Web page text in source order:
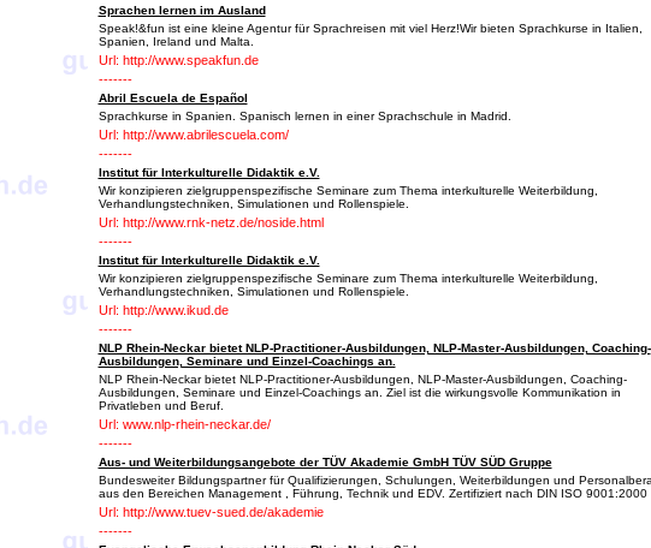
Sprachen lernen im Ausland
Speak!&fun ist eine kleine Agentur für Sprachreisen mit viel Herz!Wir bieten Sprachkurse in Italien,
Spanien, Ireland und Malta.
Url: http://www.speakfun.de
-------
Abril Escuela de Español
Sprachkurse in Spanien. Spanisch lernen in einer Sprachschule in Madrid.
Url: http://www.abrilescuela.com/
-------
Institut für Interkulturelle Didaktik e.V.
Wir konzipieren zielgruppenspezifische Seminare zum Thema interkulturelle Weiterbildung,
Verhandlungstechniken, Simulationen und Rollenspiele.
Url: http://www.rnk-netz.de/noside.html
-------
Institut für Interkulturelle Didaktik e.V.
Wir konzipieren zielgruppenspezifische Seminare zum Thema interkulturelle Weiterbildung,
Verhandlungstechniken, Simulationen und Rollenspiele.
Url: http://www.ikud.de
-------
NLP Rhein-Neckar bietet NLP-Practitioner-Ausbildungen, NLP-Master-Ausbildungen, Coaching-
Ausbildungen, Seminare und Einzel-Coachings an.
NLP Rhein-Neckar bietet NLP-Practitioner-Ausbildungen, NLP-Master-Ausbildungen, Coaching-
Ausbildungen, Seminare und Einzel-Coachings an. Ziel ist die wirkungsvolle Kommunikation in
Privatleben und Beruf.
Url: www.nlp-rhein-neckar.de/
-------
Aus- und Weiterbildungsangebote der TÜV Akademie GmbH TÜV SÜD Gruppe
Bundesweiter Bildungspartner für Qualifizierungen, Schulungen, Weiterbildungen und
aus den Bereichen Management , Führung, Technik und EDV. Zertifiziert nach DIN ISO 9001:2000
Url: http://www.tuev-sued.de/akademie
-------